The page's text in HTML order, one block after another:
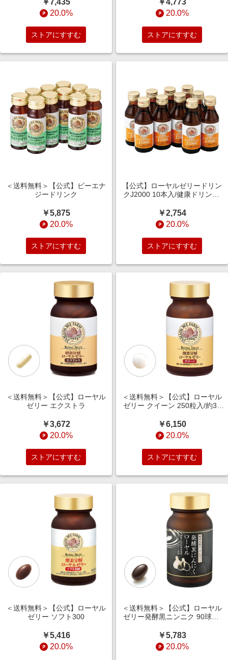
￥7,435
20.0%
ストアにすすむ
￥4,773
20.0%
ストアにすすむ
＜送料無料＞【公式】ビーエナ
ジードリンク
￥5,875
20.0%
ストアにすすむ
【公式】ローヤルゼリードリン
クJ2000 10本入/健康ドリンク/
￥2,754
20.0%
ストアにすすむ
＜送料無料＞【公式】ローヤル
ゼリー エクストラ
￥3,672
20.0%
ストアにすすむ
＜送料無料＞【公式】ローヤル
ゼリー クイーン 250粒入/約30
￥6,150
20.0%
ストアにすすむ
＜送料無料＞【公式】ローヤル
ゼリー ソフト300
￥5,416
20.0%
＜送料無料＞【公式】ローヤル
ゼリー発酵黒ニンニク 90球入/
ール/ビタミンB2/黒酢
￥5,783
20.0%